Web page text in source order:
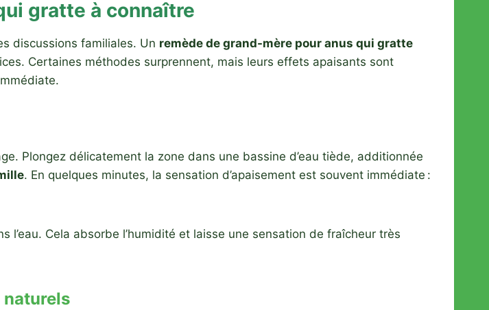
gratte à connaître
discussions familiales. Un remède de grand-mère pour anus qui gratte
Certaines méthodes surprennent, mais leurs effets apaisants sont
Plongez délicatement la zone dans une bassine d’eau tiède, additionnée
. En quelques minutes, la sensation d’apaisement est souvent immédiate :
l’eau. Cela absorbe l’humidité et laisse une sensation de fraîcheur très
naturels